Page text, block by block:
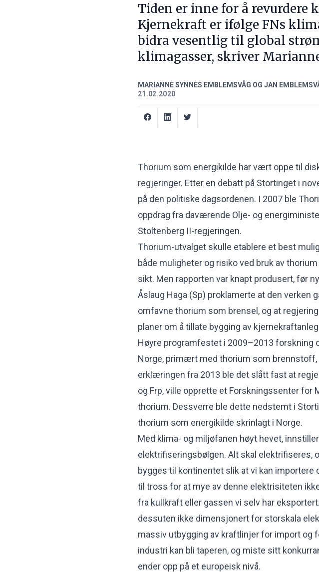
Tiden er inne for å
Kjernekraft er ifølge FNs
bidra vesentlig til global
klimagasser, skriver
MARIANNE SYNNES EMBLEMSVÅG OG JAN
21.02.2020
Thorium som energikilde har vært oppe til
regjeringer. Etter en debatt på Stortinget i
på den politiske dagsordenen. I 2007 ble
oppdrag fra daværende Olje- og
Stoltenberg II-regjeringen.
Thorium-utvalget skulle etablere et best
både muligheter og risiko ved bruk av
sikt. Men rapporten var knapt produsert, før
Åslaug Haga (Sp) proklamerte at den verken
omfavne thorium som brensel, og at
planer om å tillate bygging av
Høyre programfestet i 2009–2013 forskning
Norge, primært med thorium som brennstoff,
erklæringen fra 2013 ble det slått fast at
og Frp, ville opprette et Forskningssenter for
thorium. Dessverre ble dette nedstemt i
thorium som energikilde skrinlagt i Norge.
Med klima- og miljøfanen høyt hevet,
elektrifiseringsbølgen. Alt skal elektrifiseres,
bygges til kontinentet slik at vi kan importere
til tross for at mye av denne elektrisiteten
fra kullkraft eller gassen vi selv har
dessuten ikke dimensjonert for storskala
massiv utbygging av kraftlinjer for import og
industri kan bli taperen, og miste sitt
ender opp på et europeisk nivå.